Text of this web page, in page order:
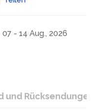
07 - 14 Aug., 2026
und Rücksendungen